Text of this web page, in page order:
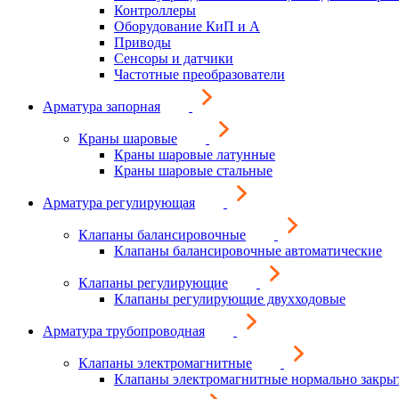
Контроллеры
Оборудование КиП и А
Приводы
Сенсоры и датчики
Частотные преобразователи
Арматура запорная
Краны шаровые
Краны шаровые латунные
Краны шаровые стальные
Арматура регулирующая
Клапаны балансировочные
Клапаны балансировочные автоматические
Клапаны регулирующие
Клапаны регулирующие двухходовые
Арматура трубопроводная
Клапаны электромагнитные
Клапаны электромагнитные нормально